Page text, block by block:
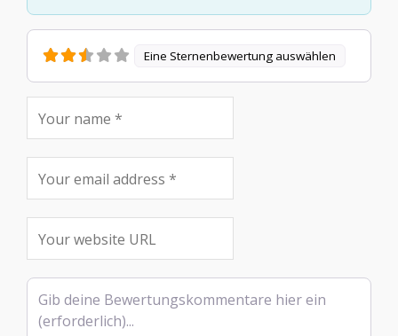
Eine Sternenbewertung auswählen
Rezensionstext